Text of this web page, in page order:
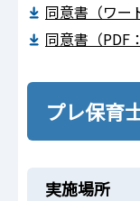
同意書（ワー
同意書（PDF
プレ保育
実施場所